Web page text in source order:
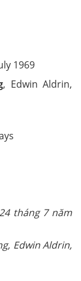
1969
, Edwin Aldrin,
tháng 7 năm
Edwin Aldrin,